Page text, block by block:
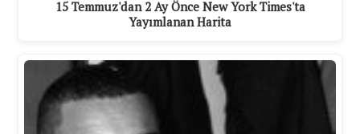
15 Temmuz'dan 2 Ay Önce New York Times'ta
Yayımlanan Harita